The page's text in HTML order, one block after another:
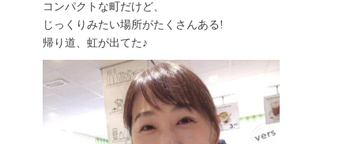
コンパクトな町だけど、
じっくりみたい場所がたくさんある!
帰り道、虹が出てた♪